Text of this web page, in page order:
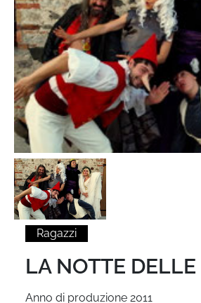
Ragazzi
LA NOTTE DELLE
Anno di produzione 2011